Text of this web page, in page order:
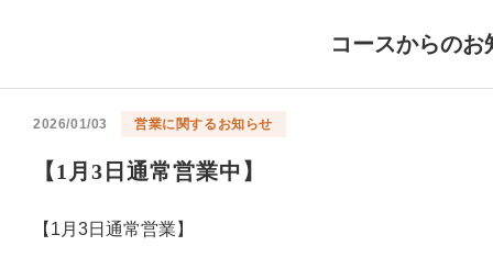
コースからのお
2026/01/03 営業に関するお知らせ
【1月3日通常営業中】
【1月3日通常営業】